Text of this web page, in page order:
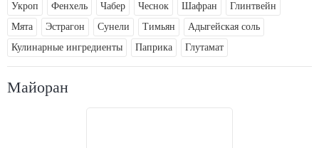
Укроп
Фенхель Чабер Чеснок Шафран
Глинтвейн
Мята
Эстрагон Сунели Тимьян
Адыгейская соль
Кулинарные ингредиенты
Паприка Глутамат
Майоран